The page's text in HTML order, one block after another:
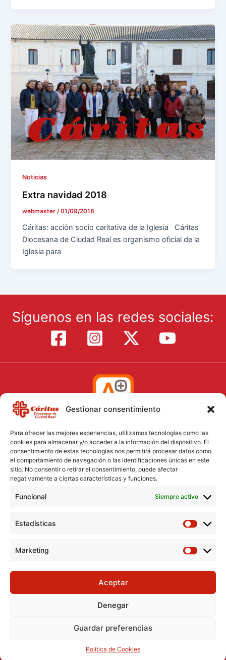
Gestionar consentimiento
Para ofrecer las mejores experiencias, utilizamos tecnologías como las
cookies para almacenar y/o acceder a la información del dispositivo. El
consentimiento de estas tecnologías nos permitirá procesar datos como
el comportamiento de navegación o las identificaciones únicas en este
sitio. No consentir o retirar el consentimiento, puede afectar
negativamente a ciertas características y funciones.
Funcional Siempre activo
Estadísticas
Marketing
Aceptar
Denegar
Guardar preferencias
Política de Cookies
Noticias
Extra navidad 2018
webmaster /01/09/2018
Cáritas: acción socio caritativa de la Iglesia Cáritas
Diocesana de Ciudad Real es organismo oficial de la
Iglesia para
Síguenos en las redes sociales:
Aviso Legal
Política de Cookies
Todos los derechos © 2026 Cáritas Diocesana de Ciudad Real